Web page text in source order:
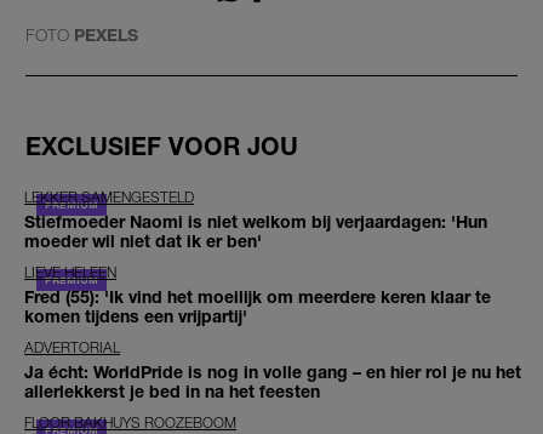
FOTO PEXELS
EXCLUSIEF VOOR JOU
LEKKER SAMENGESTELD
Stiefmoeder Naomi is niet welkom bij verjaardagen: 'Hun
moeder wil niet dat ik er ben'
LIEVE HELEEN
Fred (55): 'Ik vind het moeilijk om meerdere keren klaar te
komen tijdens een vrijpartij'
ADVERTORIAL
Ja écht: WorldPride is nog in volle gang – en hier rol je nu het
allerlekkerst je bed in na het feesten
FLOOR BAKHUYS ROOZEBOOM